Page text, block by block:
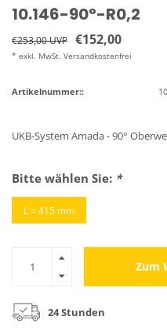
10.146-90°-R0,2
€253,00 UVP €152,00
* exkl. MwSt. Versandkostenfrei
Artikelnummer::
UKB-System Amada - 90°
Bitte wählen Sie: *
L = 415 mm
Zum
24 Stunden